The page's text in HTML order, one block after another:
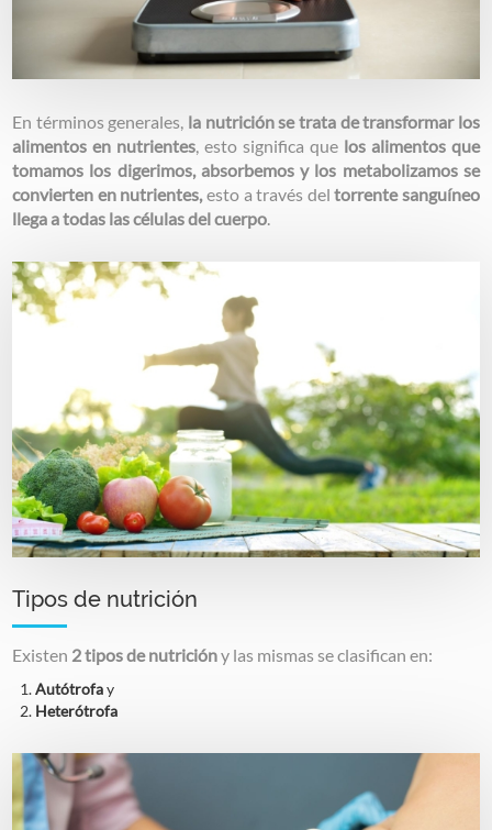
En términos generales, la nutrición se trata de transformar los
alimentos en nutrientes, esto significa que los alimentos que
tomamos los digerimos, absorbemos y los metabolizamos se
convierten en nutrientes,esto a través deltorrente sanguíneo
llega a todas las células del cuerpo.
Image
Tipos de nutrición
Existen 2 tipos de nutricióny las mismas se clasifican en:
Autótrofay
Heterótrofa
Image